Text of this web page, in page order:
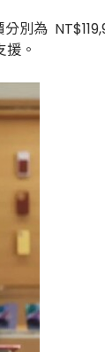
別為
。